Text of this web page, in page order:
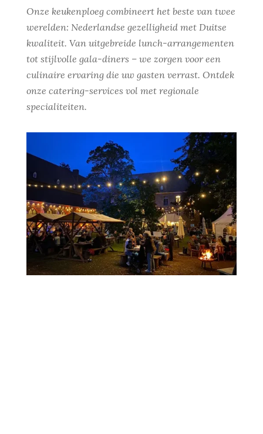
Onze keukenploeg combineert het beste van twee
werelden: Nederlandse gezelligheid met Duitse
kwaliteit. Van uitgebreide lunch-arrangementen
tot stijlvolle gala-diners – we zorgen voor een
culinaire ervaring die uw gasten verrast. Ontdek
onze catering-services vol met regionale
specialiteiten.